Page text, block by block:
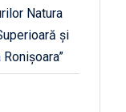
Natura
și